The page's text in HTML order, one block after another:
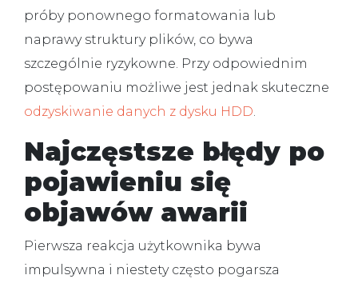
próby ponownego formatowania lub
naprawy struktury plików, co bywa
szczególnie ryzykowne. Przy odpowiednim
postępowaniu możliwe jest jednak skuteczne
odzyskiwanie danych z dysku HDD.
Najczęstsze błędy po
pojawieniu się
objawów awarii
Pierwsza reakcja użytkownika bywa
impulsywna i niestety często pogarsza